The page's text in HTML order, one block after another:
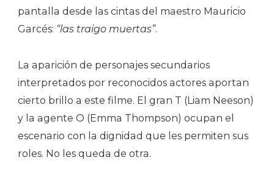
pantalla desde las cintas del maestro Mauricio
Garcés: “las traigo muertas”.
La aparición de personajes secundarios
interpretados por reconocidos actores aportan
cierto brillo a este filme. El gran T (Liam Neeson)
y la agente O (Emma Thompson) ocupan el
escenario con la dignidad que les permiten sus
roles. No les queda de otra.